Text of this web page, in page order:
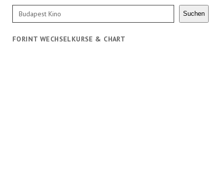
Suchen Suchen
FORINT WECHSELKURSE & CHART